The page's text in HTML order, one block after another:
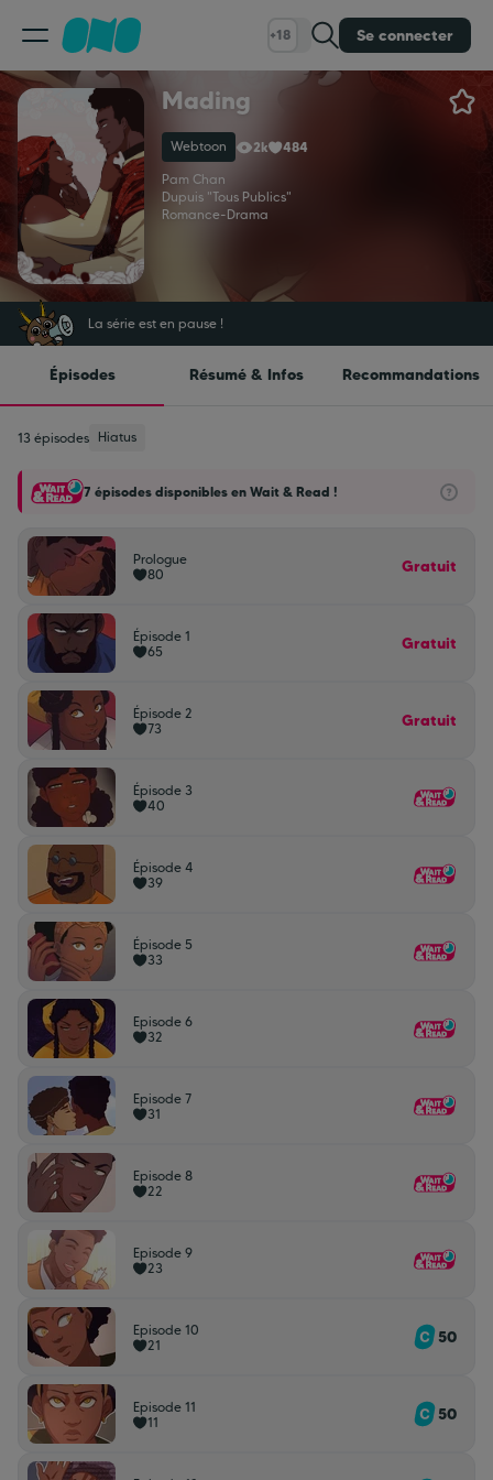
+18 Se connecter
Classement
Calendrier
Bibliothèque
Cadeaux
Mading
Webtoon 2k
484
Pam Chan
Dupuis "Tous Publics"
Romance-Drama
La série est en pause !
Épisodes Résumé & Infos Recommandations
13 épisodes Hiatus
7 épisodes disponibles en Wait & Read !
Prologue
80
Gratuit
Épisode 1
65
Gratuit
Épisode 2
73
Gratuit
Épisode 3
40
Épisode 4
39
Épisode 5
33
Episode 6
32
Episode 7
31
Episode 8
22
Episode 9
23
Episode 10
21
50
Episode 11
11
50